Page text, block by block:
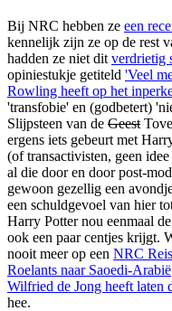
Bij NRC hebben ze een
kennelijk zijn ze op de rest
hadden ze niet dit verdrietig
opiniestukje getiteld 'Veel
Rowling heeft op het
'transfobie' en (godbetert)
Slijpsteen van de Geest
ergens iets gebeurt met
(of transactivisten, geen
al die door en door post-
gewoon gezellig een
een schuldgevoel van hier
Harry Potter nou eenmaal
ook een paar centjes krijgt.
nooit meer op een NRC
Roelants naar Saoedi-Arabië
Wilfried de Jong heeft laten
hee.